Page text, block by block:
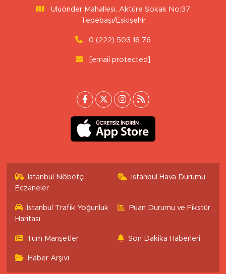
Uluönder Mahallesi, Aktüre Sokak No:37
Tepebaşı/Eskişehir
0 (222) 503 16 76
[email protected]
İstanbul Nöbetçi
Eczaneler
İstanbul Hava Durumu
İstanbul Trafik Yoğunluk
Haritası
Puan Durumu ve Fikstür
Tüm Manşetler Son Dakika Haberleri
Haber Arşivi